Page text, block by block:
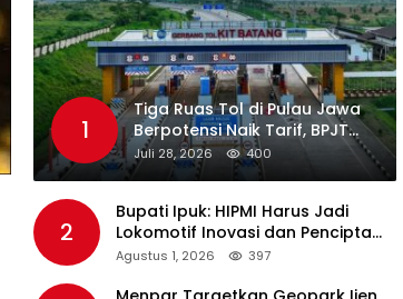
1
Tiga Ruas Tol di Pulau Jawa
Berpotensi Naik Tarif, BPJT
Tunggu Hasil Evaluasi
Standar Pelayanan
Juli 28, 2026 400
2
Bupati Ipuk: HIPMI Harus Jadi
Lokomotif Inovasi dan Pencipta
Lapangan Kerja
Agustus 1, 2026 397